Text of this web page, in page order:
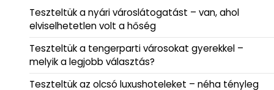
Teszteltük a nyári városlátogatást – van, ahol
elviselhetetlen volt a hőség
Teszteltük a tengerparti városokat gyerekkel –
melyik a legjobb választás?
Teszteltük az olcsó luxushoteleket – néha tényleg